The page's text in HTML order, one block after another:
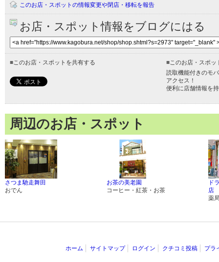
このお店・スポットの情報変更や閉店・移転を報告
お店・スポット情報をブログにはる
■このお店・スポットを共有する ■このお店・スポッ
読取機能付きのモ
アクセス！
便利に店舗情報を
周辺のお店・スポット
さつま馳走舞田
おでん
お茶の美老園
コーヒー・紅茶・お茶
ド
店
薬
ホーム サイトマップ ログイン クチコミ投稿 プラ